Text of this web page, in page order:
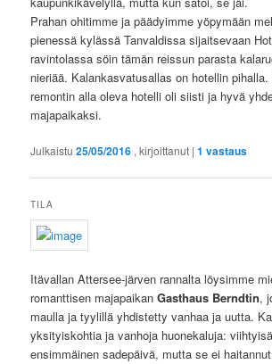
Prahan ohitimme ja päädyimme yöpymään
pienessä kylässä Tanvaldissa sijaitsevaan
ravintolassa söin tämän reissun parasta
nieriää. Kalankasvatusallas on hotellin
remontin alla oleva hotelli oli siisti ja hyvä
majapaikaksi.
Julkaistu25/05/2016 , kirjoittanut |1 vastaus
TILA
Itävallan Attersee-järven rannalta löysimme
romanttisen majapaikan Gasthaus Berndtin,
maulla ja tyylillä yhdistetty vanhaa ja uutta.
yksityiskohtia ja vanhoja huonekaluja:
ensimmäinen sadepäivä, mutta se ei